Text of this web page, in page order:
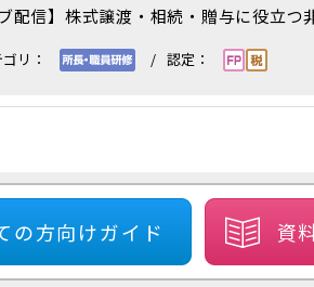
配信】株式譲渡・相続・贈与に役立
の方向けガイド 資